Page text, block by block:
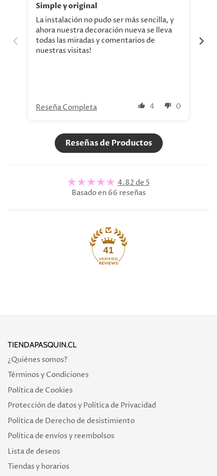
Simple y original
La instalación no pudo ser más sencilla, y
ahora nuestra decoración nueva se lleva
todas las miradas y comentarios de
nuestras visitas!
4 0
Reseña Completa
Reseñas de Productos
4.82 de 5
Basado en 66 reseñas
41
TIENDAPASQUIN.CL
¿Quiénes somos?
Términos y Condiciones
Política de Cookies
Protección de datos y Política de Privacidad
Política de Derecho de desistimiento
Política de envíos y reembolsos
Lista de deseos
Tiendas y horarios